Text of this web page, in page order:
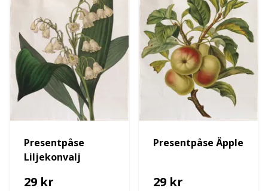
Presentpåse
Liljekonvalj
29 kr
Presentpåse Äpple
29 kr